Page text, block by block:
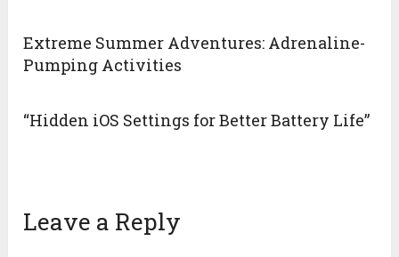
Extreme Summer Adventures: Adrenaline-
Pumping Activities
“Hidden iOS Settings for Better Battery Life”
Leave a Reply